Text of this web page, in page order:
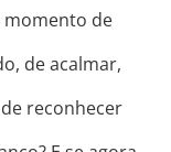
momento de
de acalmar,
reconhecer